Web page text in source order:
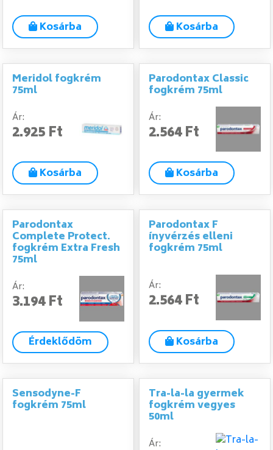
Kosárba Kosárba
Meridol fogkrém
75ml
Ár:
2.925 Ft
Kosárba
Parodontax Classic
fogkrém 75ml
Ár:
2.564 Ft
Kosárba
Parodontax
Complete Protect.
fogkrém Extra Fresh
75ml
Ár:
3.194 Ft
Érdeklődöm
Parodontax F
ínyvérzés elleni
fogkrém 75ml
Ár:
2.564 Ft
Kosárba
Sensodyne-F
fogkrém 75ml
Tra-la-la gyermek
fogkrém vegyes
50ml
Ár: